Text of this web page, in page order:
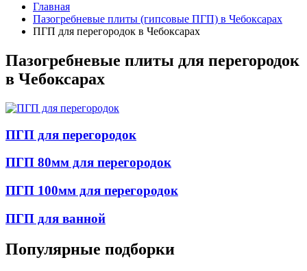
Главная
Пазогребневые плиты (гипсовые ПГП) в Чебоксарах
ПГП для перегородок в Чебоксарах
Пазогребневые плиты для перегородок
в Чебоксарах
ПГП для перегородок
ПГП 80мм для перегородок
ПГП 100мм для перегородок
ПГП для ванной
Популярные подборки